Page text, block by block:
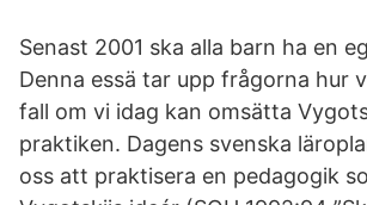
Senast 2001 ska alla barn ha en
Denna essä tar upp frågorna hur
fall om vi idag kan omsätta
praktiken. Dagens svenska
oss att praktisera en pedagogik